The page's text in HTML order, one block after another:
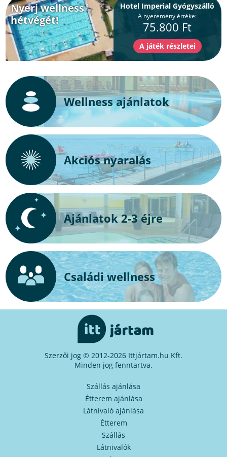
Nyerj wellness
hétvégét!
Hotel Imperial Gyógyszálló
A nyeremény értéke:
75.800 Ft
Wellness ajánlatok
Akciós nyaralás
Ajánlatok 2-3 éjre
Családi wellness
Szerzői jog © 2012-2026 Ittjártam.hu Kft.
Minden jog fenntartva.
Szállás ajánlása
Étterem ajánlása
Látnivaló ajánlása
Étterem
Szállás
Látnivalók